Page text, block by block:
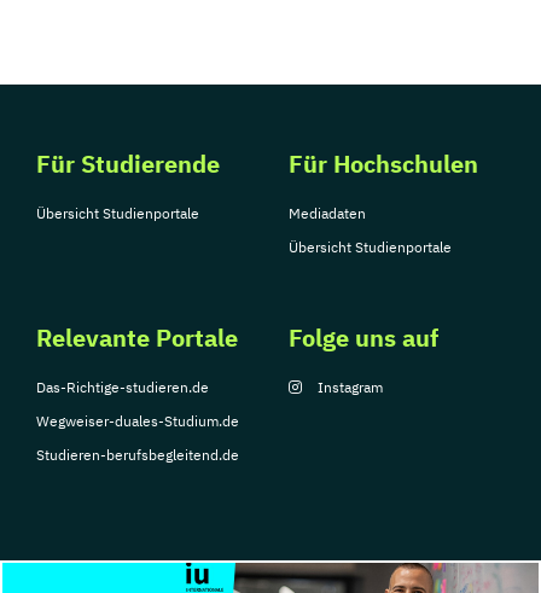
Für Studierende
Übersicht Studienportale
Für Hochschulen
Mediadaten
Übersicht Studienportale
Relevante Portale
Das-Richtige-studieren.de
Wegweiser-duales-Studium.de
Studieren-berufsbegleitend.de
Folge uns auf
Instagram